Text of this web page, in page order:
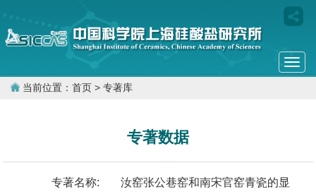
当前位置： 首页 > 专著库
专著数据
专著名称:
汝窑张公巷窑和南宋官窑青瓷的显